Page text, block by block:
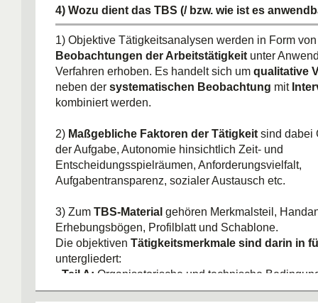
4) Wozu dient das TBS (/ bzw. wie ist es
1) Objektive Tätigkeitsanalysen werden in Form
Beobachtungen der Arbeitstätigkeit unter
Verfahren erhoben. Es handelt sich um qualitative
neben der systematischen Beobachtung mit
kombiniert werden.
2) Maßgebliche Faktoren der Tätigkeit sind dabei
der Aufgabe, Autonomie hinsichtlich Zeit- und
Entscheidungsspielräumen, Anforderungsvielfalt,
Aufgabentransparenz, sozialer Austausch etc.
3) Zum TBS-Material gehören Merkmalsteil,
Erhebungsbögen, Profilblatt und Schablone.
Die objektiven Tätigkeitsmerkmale sind darin in
untergliedert:
Teil A: Organisatorische und technische
Vollständigkeit bzw. Unvollständigkeit von